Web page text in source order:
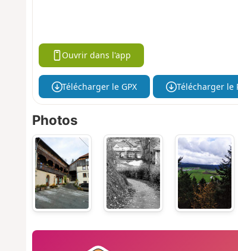
Ouvrir dans l'app
Télécharger le GPX Télécharger le
Photos